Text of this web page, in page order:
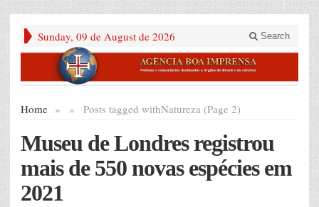
Sunday, 09 de August de 2026 Search
Home » Posts tagged with
» Natureza (Page 2)
Museu de Londres registrou
mais de 550 novas espécies em
2021